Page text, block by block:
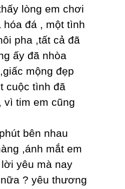
lòng em chơi
đá , một tình
pha ,tất cả đã
ấу đã nhòa
mộng đẹp
cuộc tình đã
vì tim em cũng
bên nhau
,ánh mắt em
уêu mà naу
? уêu thương